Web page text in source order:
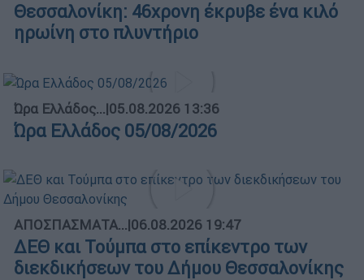
Θεσσαλονίκη: 46χρονη έκρυβε ένα κιλό
ηρωίνη στο πλυντήριο
Ώρα Ελλάδος...|05.08.2026 13:36
Ώρα Ελλάδος 05/08/2026
ΑΠΟΣΠΑΣΜΑΤΑ...|06.08.2026 19:47
ΔΕΘ και Τούμπα στο επίκεντρο των
διεκδικήσεων του Δήμου Θεσσαλονίκης